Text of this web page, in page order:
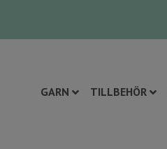
GARN TILLBEHÖR